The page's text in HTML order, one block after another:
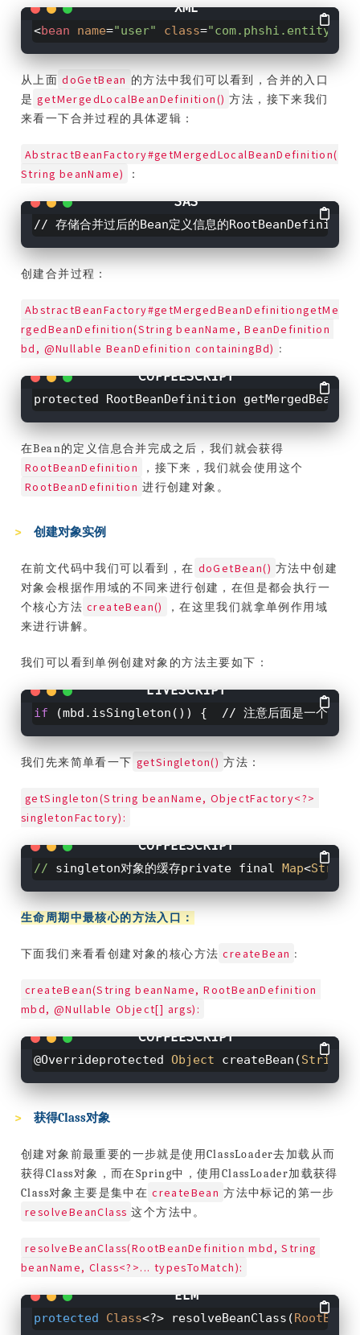
<bean name="user" class=
从上面 doGetBean 的方法中我们可以看到，合并的入口
是 getMergedLocalBeanDefinition() 方法，接下来我们
来看一下合并过程的具体逻辑：
AbstractBeanFactory#getMergedLocalBeanDefinition(
String beanName)
：
// 存储合并过后的Bean定义信息的
创建合并过程：
AbstractBeanFactory#getMergedBeanDefinitiongetMe
rgedBeanDefinition(String beanName, BeanDefinition
bd, @Nullable BeanDefinition containingBd) :
protected RootBeanDefinition
在Bean的定义信息合并完成之后，我们就会获得
RootBeanDefinition ，接下来，我们就会使用这个
RootBeanDefinition 进行创建对象。
创建对象实例
在前文代码中我们可以看到，在 doGetBean() 方法中创建
对象会根据作用域的不同来进行创建，在但是都会执行一
个核心方法 createBean()
，在这里我们就拿单例作用域
来进行讲解。
我们可以看到单例创建对象的方法主要如下：
if (mbd.isSingleton()) { // 注意后面是一个
我们先来简单看一下 getSingleton() 方法：
getSingleton(String beanName, ObjectFactory<?>
singletonFactory):
// singleton对象的缓存private final Map<String
生命周期中最核心的方法入口：
下面我们来看看创建对象的核心方法 createBean :
createBean(String beanName, RootBeanDefinition
mbd, @Nullable Object[] args):
@Overrideprotected Object createBean(String
获得Class对象
创建对象前最重要的一步就是使用ClassLoader去加载从而
获得Class对象，而在Spring中，使用ClassLoader加载获得
Class对象主要是集中在 createBean 方法中标记的第一步
resolveBeanClass 这个方法中。
resolveBeanClass(RootBeanDefinition mbd, String
beanName, Class<?>... typesToMatch):
protected Class<?> resolveBeanClass(